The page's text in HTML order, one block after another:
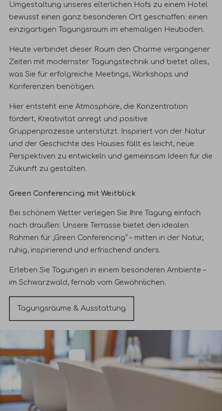
Umgestaltung unseres elterlichen Hofs zu einem Hotel
bewusst einen ganz besonderen Ort geschaffen: einen
einzigartigen Tagungsraum im ehemaligen Heuboden.
Heute verbindet dieser Raum den Charme vergangener
Zeiten mit modernster Tagungstechnik und bietet alles,
was Sie für erfolgreiche Meetings, Workshops und
Konferenzen benötigen.
Hier entsteht eine Atmosphäre, die Konzentration
fördert, Kreativität anregt und positive
Gruppenprozesse unterstützt. Inspiriert von der Natur
und der Geschichte des Hauses fällt es leicht, neue
Perspektiven zu entwickeln und gemeinsam Ideen für die
Zukunft zu gestalten.
Green Conferencing mit Weitblick
Bei schönem Wetter verlegen Sie Ihre Tagung einfach
nach draußen: Unsere Terrasse bietet den idealen
Rahmen für „Green Conferencing“ – mitten in der Natur,
ruhig, inspirierend und erfrischend anders.
Erleben Sie Tagungen in einem besonderen Ambiente –
im Schwarzwald, fernab vom Gewöhnlichen.
Tagungsräume & Ausstattung